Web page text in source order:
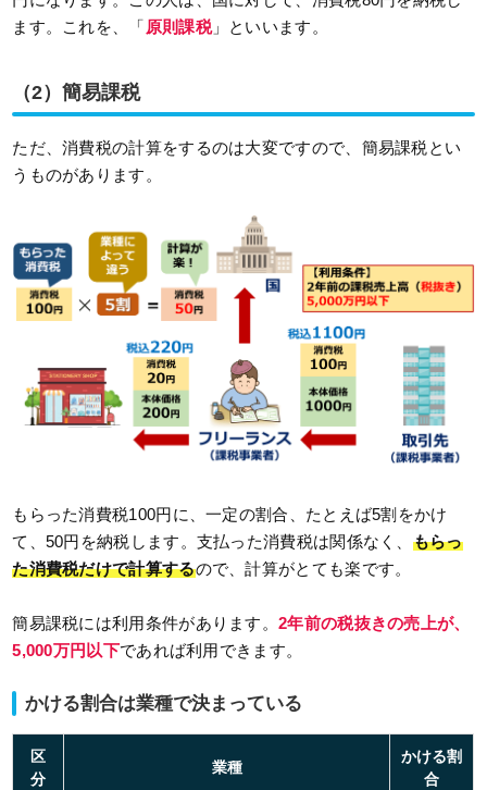
ます。これを、「 原則課税」といいます。
（2）簡易課税
ただ、消費税の計算をするのは大変ですので、簡易課税とい
うものがあります。
もらった消費税100円に、一定の割合、たとえば5割をかけ
て、50円を納税します。支払った消費税は関係なく、 もらっ
た消費税だけで計算するので、計算がとても楽です。
簡易課税には利用条件があります。2年前の税抜きの売上が、
5,000万円以下であれば利用できます。
かける割合は業種で決まっている
区
分
業種
かける割
合